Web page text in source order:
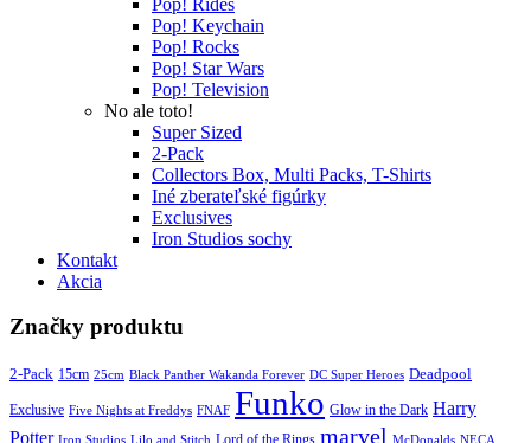
Pop! Keychain
Pop! Rocks
Pop! Star Wars
Pop! Television
No ale toto!
Super Sized
2-Pack
Collectors Box, Multi Packs, T-Shirts
Iné zberateľské figúrky
Exclusives
Iron Studios sochy
Kontakt
Akcia
Značky produktu
2-Pack 15cm 25cm Black Panther Wakanda Forever DC Super Heroes Deadpool
Exclusive Five Nights at Freddys FNAF Funko Glow in the Dark Harry
Potter Iron Studios Lilo and Stitch marvel McDonalds NECA